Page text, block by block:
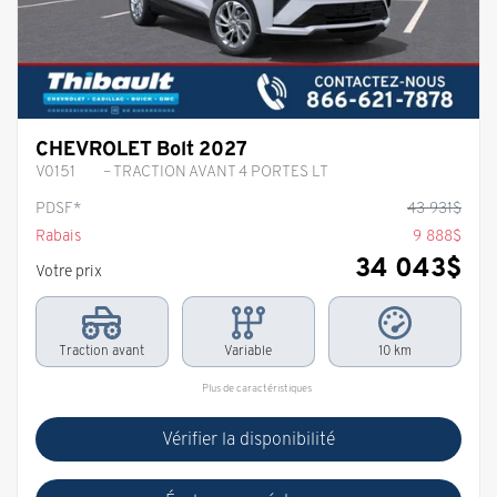
CHEVROLET Bolt 2027
V0151
– TRACTION AVANT 4 PORTES LT
PDSF*
43 931$
Rabais
9 888$
Votre prix
34 043$
Traction avant Variable 10 km
Plus de caractéristiques
Vérifier la disponibilité